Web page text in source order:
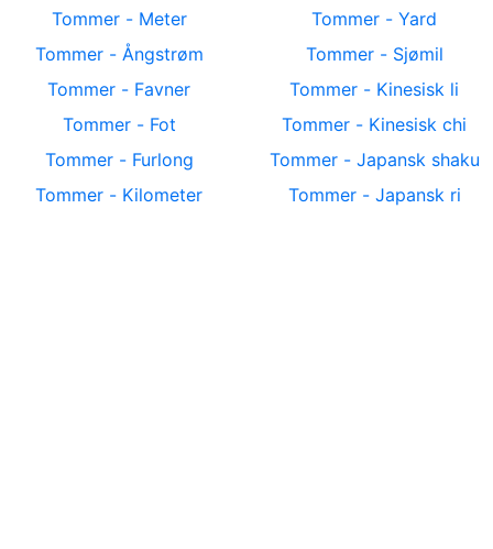
Tommer- Meter
Tommer- Ångstrøm
Tommer - Favner
Tommer- Fot
Tommer- Furlong
Tommer - Kilometer
Tommer - Yard
Tommer- Sjømil
Tommer - Kinesisk li
Tommer - Kinesisk chi
Tommer- Japansk shaku
Tommer- Japansk ri